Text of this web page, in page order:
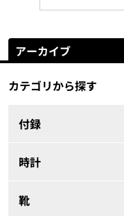
アーカイブ
カテゴリから探す
付録
時計
靴